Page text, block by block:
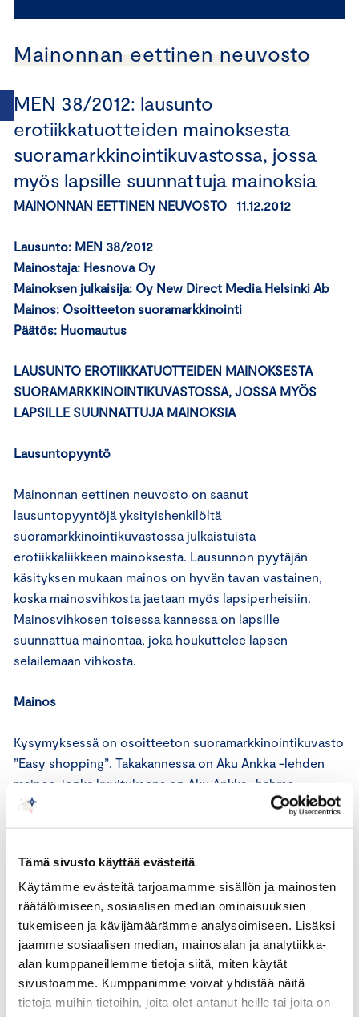
Tämä sivusto käyttää evästeitä
Käytämme evästeitä tarjoamamme sisällön ja mainosten
räätälöimiseen, sosiaalisen median ominaisuuksien
tukemiseen ja kävijämäärämme analysoimiseen. Lisäksi
jaamme sosiaalisen median, mainosalan ja analytiikka-
alan kumppaneillemme tietoja siitä, miten käytät
sivustoamme. Kumppanimme voivat yhdistää näitä
tietoja muihin tietoihin, joita olet antanut heille tai joita on
Mainonnan eettinen neuvosto
MEN 38/2012: lausunto
erotiikkatuotteiden mainoksesta
suoramarkkinointikuvastossa, jossa
myös lapsille suunnattuja mainoksia
MAINONNAN EETTINEN NEUVOSTO 11.12.2012
Lausunto: MEN 38/2012
Mainostaja: Hesnova Oy
Mainoksen julkaisija: Oy New Direct Media Helsinki Ab
Mainos: Osoitteeton suoramarkkinointi
Päätös: Huomautus
LAUSUNTO EROTIIKKATUOTTEIDEN MAINOKSESTA
SUORAMARKKINOINTIKUVASTOSSA, JOSSA MYÖS
LAPSILLE SUUNNATTUJA MAINOKSIA
Lausuntopyyntö
Mainonnan eettinen neuvosto on saanut
lausuntopyyntöjä yksityishenkilöltä
suoramarkkinointikuvastossa julkaistuista
erotiikkaliikkeen mainoksesta. Lausunnon pyytäjän
käsityksen mukaan mainos on hyvän tavan vastainen,
koska mainosvihkosta jaetaan myös lapsiperheisiin.
Mainosvihkosen toisessa kannessa on lapsille
suunnattua mainontaa, joka houkuttelee lapsen
selailemaan vihkosta.
Mainos
Kysymyksessä on osoitteeton suoramarkkinointikuvasto
”Easy shopping”. Takakannessa on Aku Ankka -lehden
mainos, jonka kuvituksena on Aku Ankka -hahmo.
Lausuntopyynnön kohteena oleva mainos on koko
esitellään kuvin ja sanoin erilaisia erotiikkavälineitä ja
vaatteita. Mainoksessa on myös pornografisia kuvia.
Mainostajan lausuma
Mainostaja ei ole antanut asiasta lausumaa.
Mainonnan eettisen neuvoston lausunto